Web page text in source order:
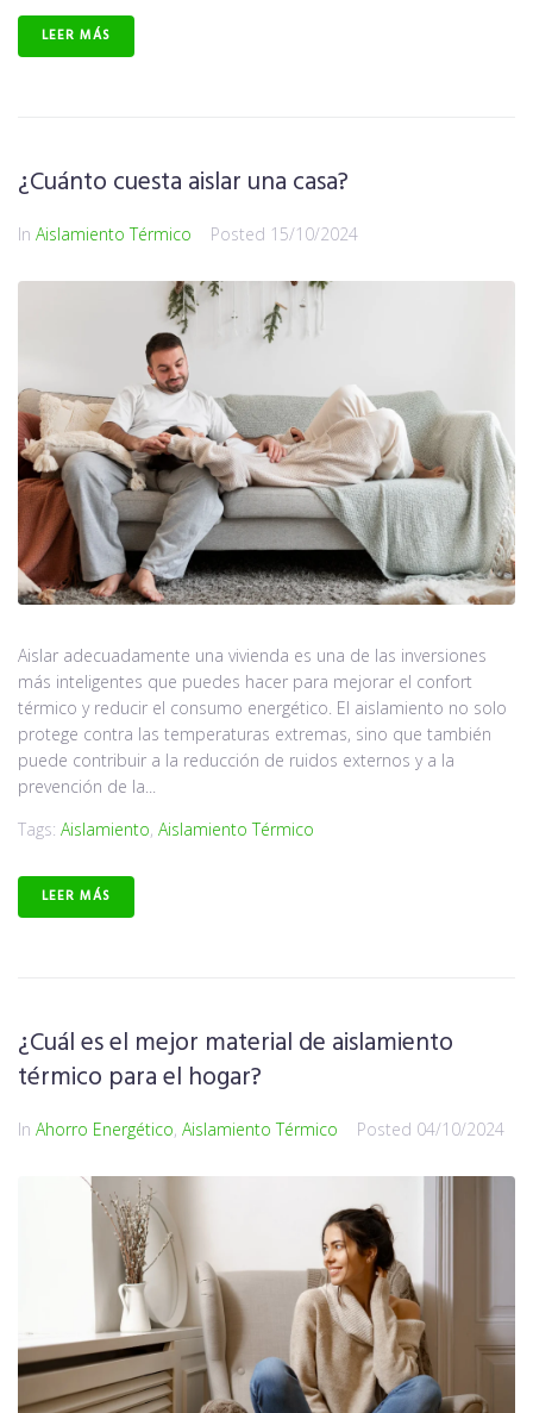
LEER MÁS
¿Cuánto cuesta aislar una casa?
In Aislamiento Térmico Posted 15/10/2024
Aislar adecuadamente una vivienda es una de las inversiones
más inteligentes que puedes hacer para mejorar el confort
térmico y reducir el consumo energético. El aislamiento no solo
protege contra las temperaturas extremas, sino que también
puede contribuir a la reducción de ruidos externos y a la
prevención de la...
Tags: Aislamiento, Aislamiento Térmico
LEER MÁS
¿Cuál es el mejor material de aislamiento
térmico para el hogar?
In Ahorro Energético, Aislamiento Térmico Posted 04/10/2024